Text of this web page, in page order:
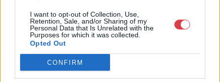
I want to opt-out of Collection, Use,
Retention, Sale, and/or Sharing of my
Personal Data that Is Unrelated with the
Purposes for which it was collected.
Opted Out
CONFIRM
KAPCSOLÓDÓ MŰTÁRGYAK